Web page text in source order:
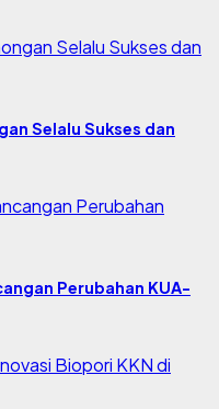
Selalu Sukses dan
Perubahan KUA-